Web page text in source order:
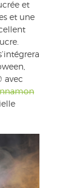
et
et une
avec